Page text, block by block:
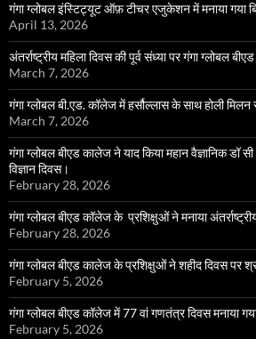
गंगा ग्लोबल इंस्टिट्यूट ऑफ़ टीचर एजुकेशन में मनाया गया
April 13, 2026
अंतर्राष्ट्रीय महिला दिवस की पूर्व संध्या पर गंगा ग्लोबल
March 7, 2026
गंगा ग्लोबल बी.एड. कॉलेज में हर्सौल्लास के साथ होली मिलन
March 7, 2026
गंगा ग्लोबल बीएड कालेज ने याद किया महान वैज्ञानिक डॉ
विज्ञान दिवस।
February 28, 2026
गंगा ग्लोबल बीएड कॉलेज के प्रशिक्षुओं ने मनाया
February 28, 2026
गंगा ग्लोबल बीएड कालेज के प्रशिक्षुओं ने शहीद दिवस पर
February 5, 2026
गंगा ग्लोबल बीएड कॉलेज में 77 वां गणतंत्र दिवस मनाया
February 5, 2026